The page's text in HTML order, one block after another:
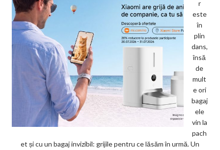
r
este
în
plin
dans,
însă
de
mult
e ori
bagaj
ele
vin la
pach
et și cu un bagaj invizibil: grijile pentru ce lăsăm în urmă. Un